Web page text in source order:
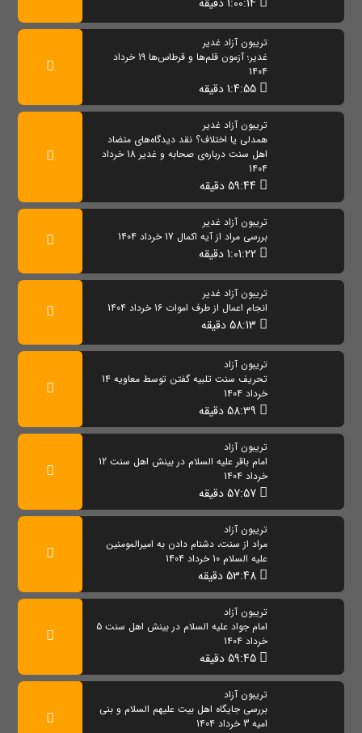
تریبون آزاد غدیر
غدیر؛ آزمون قلم‌ها و قرطاس‌ها 19 خرداد
1404
تریبون آزاد غدیر
همدلی یا اختلاف؟ نقد دیدگاه‌های متضاد
اهل سنت درباره‌ی صحابه و غدیر 18 خرداد
1404
تریبون آزاد غدیر
بررسی مراد از آیه اکمال 17 خرداد 1404
تریبون آزاد غدیر
انجام اعمال از طرف اموات 16 خرداد 1404
تریبون آزاد
تحریف سنت تلبیه گفتن توسط معاویه 14
خرداد 1404
تریبون آزاد
امام باقر علیه السلام در بینش اهل سنت 12
خرداد 1404
تریبون آزاد
مراد از سنت، دشنام دادن به امیرالمومنین
علیه السلام 10 خرداد 1404
تریبون آزاد
امام جواد علیه السلام در بینش اهل سنت 5
خرداد 1404
تریبون آزاد
بررسی جایگاه اهل بیت علیهم السلام و بنی
امیه 3 خرداد 1404